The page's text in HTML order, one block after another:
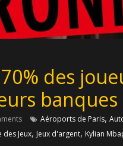
des
banques
Aéroports de Paris,
des Jeux, Jeux d'argent, Kylian